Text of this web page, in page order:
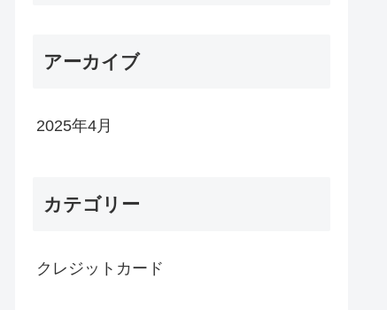
アーカイブ
2025年4月
カテゴリー
クレジットカード